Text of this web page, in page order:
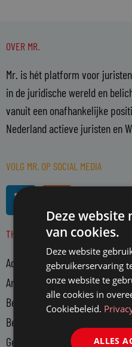
OVER MR.
Mr. is hét platform voor
in de juridische wereld en
vanuit een onafhankelijke
Nederland actieve juristen en
VOLG MR. OP SOCIAL MEDIA
L R
s
THEMA'S
Advocatuur
Arbeidsmarkt
Bedrijfsjuristen
Bedrijfsvoering
Gerechtsdeurwaarders
Deze
van cookies.
Deze website
gebruikerservaring
onze website te
alle cookies in
Cookiebeleid.
ALLES